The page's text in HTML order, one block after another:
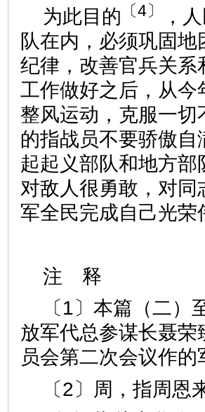
为此目的 〔4〕
，
队在内，必须巩固
纪律，改善官兵关
工作做好之后，从
整风运动，克服一
的指战员不要骄傲
起起义部队和地方
对敌人很勇敢，对
军全民完成自己光荣
注 释
〔1〕本篇（二
放军代总参谋长聂
员会第二次会议作
〔2〕周，指周恩